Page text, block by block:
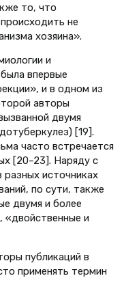
то, что
не
хозяина».
и
впервые
и в одном из
авторы
двумя
[19].
часто встречается
[20–23]. Наряду с
источниках
по сути, также
двумя и более
«двойственные и
публикаций в
применять термин